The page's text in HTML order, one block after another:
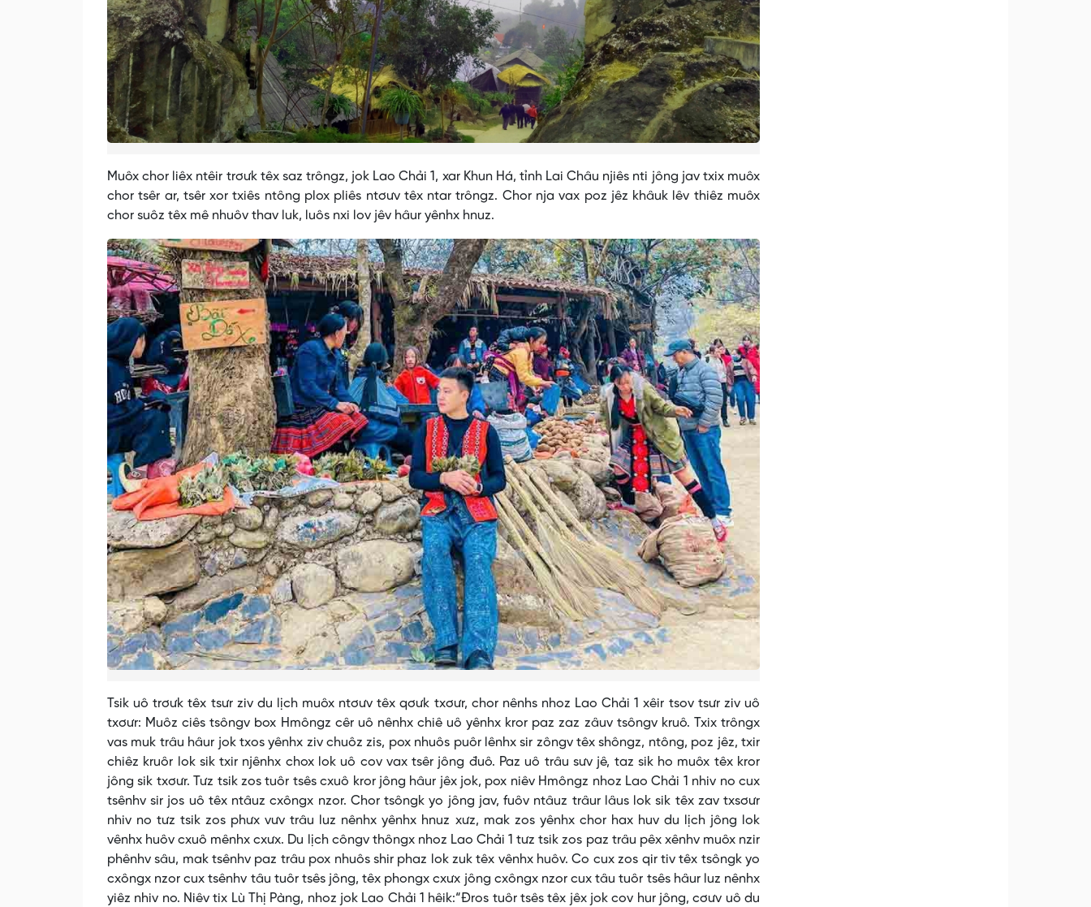
Muôx chor liêx ntêir trơưk têx saz trôngz, jok Lao Chải 1, xar Khun Há, tỉnh Lai Châu njiês nti jông jav txix muôx
chor tsêr ar, tsêr xor txiês ntông plox pliês ntơưv têx ntar trôngz. Chor nja vax poz jêz khâuk lêv thiêz muôx
chor suôz têx mê nhuôv thav luk, luôs nxi lov jêv hâur yênhx hnuz.
Tsik uô trơưk têx tsưr ziv du lịch muôx ntơưv têx qơưk txơưr, chor nênhs nhoz Lao Chải 1 xêir tsov tsưr ziv uô
txơưr: Muôz ciês tsôngv box Hmôngz cêr uô nênhx chiê uô yênhx kror paz zaz zâuv tsôngv kruô. Txix trôngx
vas muk trâu hâur jok txos yênhx ziv chuôz zis, pox nhuôs puôr lênhx sir zôngv têx shôngz, ntông, poz jêz, txir
chiêz kruôr lok sik txir njênhx chox lok uô cov vax tsêr jông đuô. Paz uô trâu sưv jê, taz sik ho muôx têx kror
jông sik txơưr. Tưz tsik zos tuôr tsês cxuô kror jông hâur jêx jok, pox niêv Hmôngz nhoz Lao Chải 1 nhiv no cux
tsênhv sir jos uô têx ntâuz cxôngx nzor. Chor tsôngk yo jông jav, fuôv ntâuz trâur lâus lok sik têx zav txsơưr
nhiv no tưz tsik zos phưx vưv trâu luz nênhx yênhx hnuz xưz, mak zos yênhx chor hax huv du lịch jông lok
vênhx huôv cxuô mênhx cxưx. Du lịch côngv thôngx nhoz Lao Chải 1 tưz tsik zos paz trâu pêx xênhv muôx nzir
phênhv sâu, mak tsênhv paz trâu pox nhuôs shir phaz lok zuk têx vênhx huôv. Co cux zos qir tiv têx tsôngk yo
cxôngx nzor cux tsênhv tâu tuôr tsês jông, têx phongx cxưx jông cxôngx nzor cux tâu tuôr tsês hâur luz nênhx
yiêz nhiv no. Niêv tix Lù Thị Pàng, nhoz jok Lao Chải 1 hêik:“Đros tuôr tsês têx jêx jok cov hur jông, cơưv uô du